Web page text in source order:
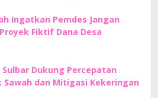
Ingatkan Pemdes Jangan
Fiktif Dana Desa
Sulbar Dukung Percepatan
Sawah dan Mitigasi Kekeringan